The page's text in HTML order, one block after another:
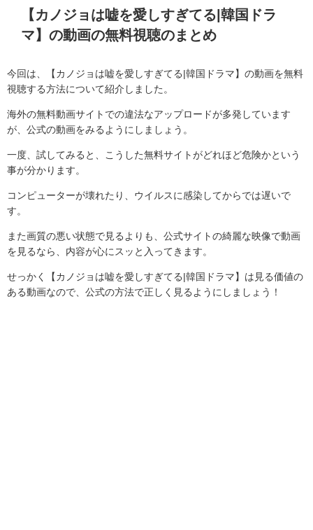
【カノジョは嘘を愛しすぎてる 韓国ドラ
マ】の動画の無料視聴のまとめ
今回は、【カノジョは嘘を愛しすぎてる 韓国ドラマ】の動画を無料
視聴する方法について紹介しました。
海外の無料動画サイトでの違法なアップロードが多発しています
が、公式の動画をみるようにしましょう。
一度、試してみると、こうした無料サイトがどれほど危険かという
事が分かります。
コンピューターが壊れたり、ウイルスに感染してからでは遅いで
す。
また画質の悪い状態で見るよりも、公式サイトの綺麗な映像で動画
を見るなら、内容が心にスッと入ってきます。
せっかく【カノジョは嘘を愛しすぎてる 韓国ドラマ】は見る価値の
ある動画なので、公式の方法で正しく見るようにしましょう！